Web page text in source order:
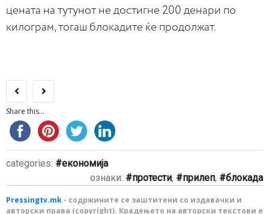
цената на тутунот не достигне 200 денари по
килограм, тогаш блокадите ќе продолжат.
Share this...
categories:
економија
ознаки:
протести, прилеп, блокада
Pressingtv.mk - содржините се заштитени со издавачки и
авторски права (copyright). Крадењето на авторски текстови е